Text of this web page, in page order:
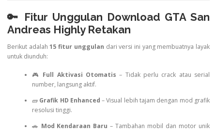
🔑 Fitur Unggulan Download GTA San
Andreas Highly Retakan
Berikut adalah15 fitur unggulan dari versi ini yang membuatnya layak
untuk diunduh:
🎮 Full Aktivasi Otomatis – Tidak perlu crack atau serial
number, langsung aktif.
🧱 Grafik HD Enhanced – Visual lebih tajam dengan mod grafik
resolusi tinggi.
🚗 Mod Kendaraan Baru – Tambahan mobil dan motor unik